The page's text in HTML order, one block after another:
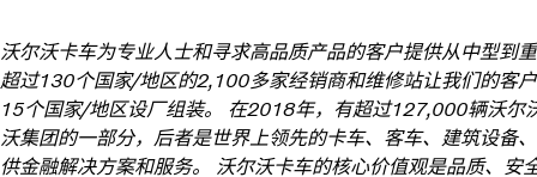
沃尔沃卡车为专业人士和寻求高品质产品的客户提供从中型到
超过130个国家/地区的2,100多家经销商和维修站让我们的客
15个国家/地区设厂组装。 在2018年，有超过127,000辆沃尔
沃集团的一部分，后者是世界上领先的卡车、客车、建筑设备
供金融解决方案和服务。 沃尔沃卡车的核心价值观是品质、安